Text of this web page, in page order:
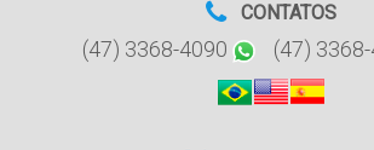
CONTATOS
(47) 3368-4090 (47)